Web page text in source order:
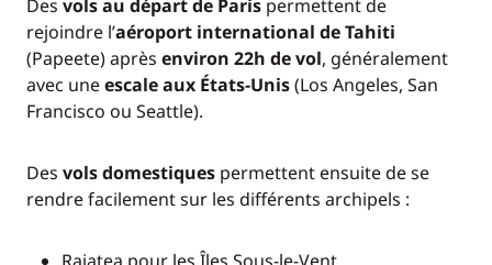
Des vols au départ de Paris permettent de
rejoindre l’aéroport international de Tahiti
(Papeete) après environ 22h de vol, généralement
avec uneescale aux États-Unis(Los Angeles, San
Francisco ou Seattle).
Des vols domestiques permettent ensuite de se
rendre facilement sur les différents archipels :